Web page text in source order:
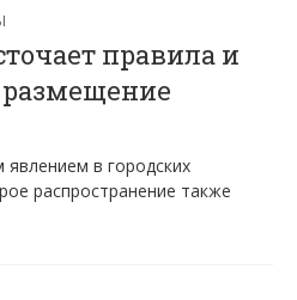
правила и
в городских
распространение также